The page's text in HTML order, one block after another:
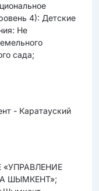
4): Детские
Не
сада;
- Каратауский
ШЫМКЕНТ»;